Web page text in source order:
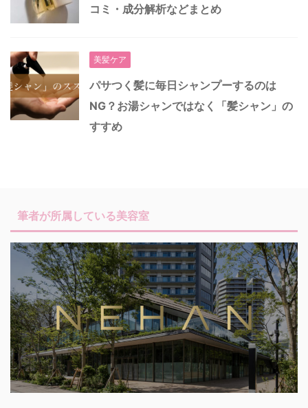
コミ・成分解析などまとめ
美髪ケア
パサつく髪に毎日シャンプーするのは
NG？お湯シャンではなく「髪シャン」の
すすめ
筆者が所属している美容室